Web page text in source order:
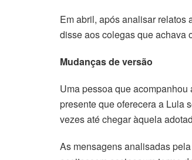
Em abril, após analisar relatos
disse aos colegas que achava
Mudanças de versão
Uma pessoa que
presente que oferecera a Lula
vezes até chegar àquela
As mensagens analisadas